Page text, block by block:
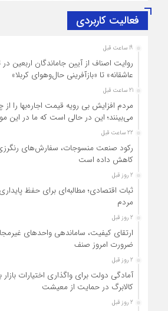
فعالیت کاربردی
19 ساعت قبل
روایت اصناف از آیین جاماندگان اربعین
عاشقانه» تا «بازآفرینی حال‌وهوای کربلا»
21 ساعت قبل
مردم افزایش بی رویه قیمت اجاره‌بها را
می‌بینند؛ این در حالی است که ما در این
22 ساعت قبل
رکود صنعت منسوجات، سفارش‌های
کاهش داده است
2 روز قبل
ثبات اقتصادی؛ مطالبه‌ای برای حفظ
مردم
2 روز قبل
ارتقای کیفیت، ساماندهی واحدهای
ضرورت امروز صنف
2 روز قبل
آمادگی دولت برای واگذاری اختیارات
کالابرگ در حمایت از معیشت
2 روز قبل